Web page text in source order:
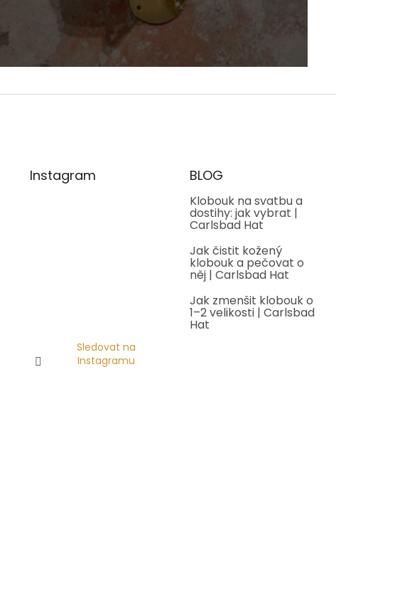
Instagram
Sledovat na
Instagramu
BLOG
Klobouk na svatbu a
dostihy: jak vybrat |
Carlsbad Hat
Jak čistit kožený
klobouk a pečovat o
něj | Carlsbad Hat
Jak zmenšit klobouk o
1–2 velikosti | Carlsbad
Hat